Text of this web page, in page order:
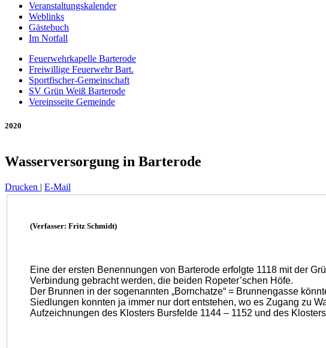
Veranstaltungskalender
Weblinks
Gästebuch
Im Notfall
Feuerwehrkapelle Barterode
Freiwillige Feuerwehr Bart.
Sportfischer-Gemeinschaft
SV Grün Weiß Barterode
Vereinsseite Gemeinde
2020
Wasserversorgung in Barterode
Drucken | E-Mail
(Verfasser: Fritz Schmidt)
Eine der ersten Benennungen von Barterode erfolgte 1118 mit der
Verbindung gebracht werden, die beiden Ropeter’schen Höfe.
Der Brunnen in der sogenannten „Bornchatze“ = Brunnengasse
Siedlungen konnten ja immer nur dort entstehen, wo es Zugang zu
Aufzeichnungen des Klosters Bursfelde 1144 – 1152 und des